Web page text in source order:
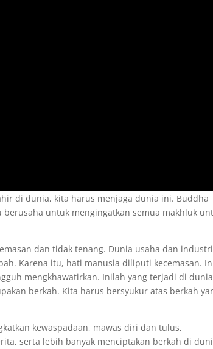
di dunia, kita harus menjaga dunia ini. Buddha
untuk mengingatkan semua makhluk
dan tidak tenang. Dunia usaha dan industri
Karena itu, hati manusia diliputi kecemasan.
mengkhawatirkan. Inilah yang terjadi di dunia
berkah. Kita harus bersyukur atas berkah
kewaspadaan, mawas diri dan tulus,
serta lebih banyak menciptakan berkah di